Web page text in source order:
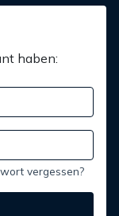
haben:
vergessen?